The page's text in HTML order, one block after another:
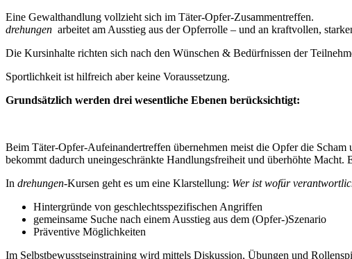
Eine Gewalthandlung vollzieht sich im Täter-Opfer-Zusammentreffen.
drehungen arbeitet am Ausstieg aus der Opferrolle – und an kraftvollen,
Die Kursinhalte richten sich nach den Wünschen & Bedürfnissen der
Sportlichkeit ist hilfreich aber keine Voraussetzung.
Grundsätzlich werden drei wesentliche Ebenen berücksichtigt:
Beim Täter-Opfer-Aufeinandertreffen übernehmen meist die Opfer die
bekommt dadurch uneingeschränkte Handlungsfreiheit und überhöhte
In drehungen-Kursen geht es um eine Klarstellung: Wer ist wofür
Hintergründe von geschlechtsspezifischen Angriffen
gemeinsame Suche nach einem Ausstieg aus dem (Opfer-)Szenario
Präventive Möglichkeiten
Im Selbstbewusstseinstraining wird mittels Diskussion, Übungen und